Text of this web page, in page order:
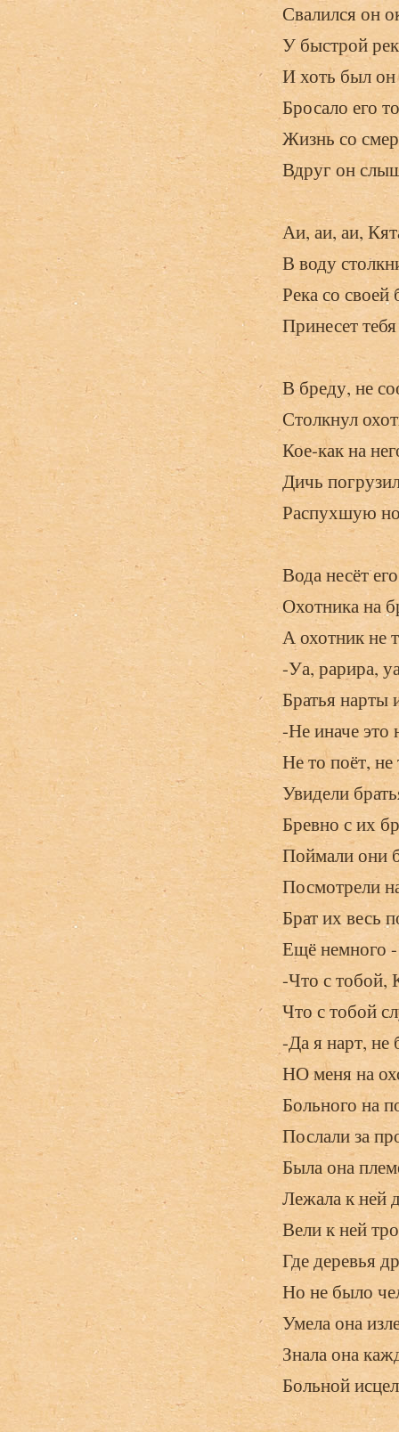
Свалился он
У быстрой
И хоть был
Бросало его
Жизнь со
Вдруг он
Аи, аи, аи,
В воду
Река со
Принесет
В бреду, не
Столкнул
Кое-как на
Дичь
Распухшую
Вода несёт
Охотника на
А охотник не
-Уа, рарира,
Братья нарты
-Не иначе это
Не то поёт,
Увидели
Бревно с их
Поймали они
Посмотрели
Брат их весь
Ещё немного
-Что с тобой,
Что с тобой
-Да я нарт,
НО меня на
Больного на
Послали за
Была она
Лежала к ней
Вели к ней
Где деревья
Но не было
Умела она
Знала она
Больной